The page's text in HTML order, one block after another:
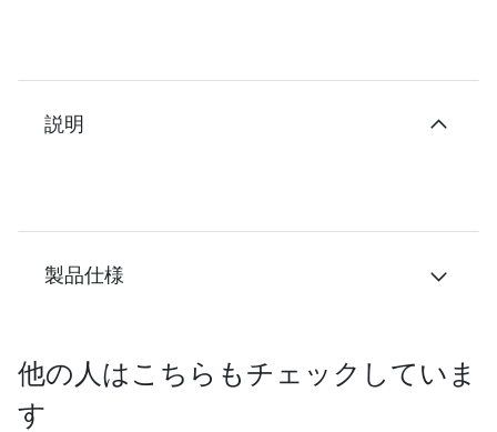
説明
製品仕様
他の人はこちらもチェックしていま
す